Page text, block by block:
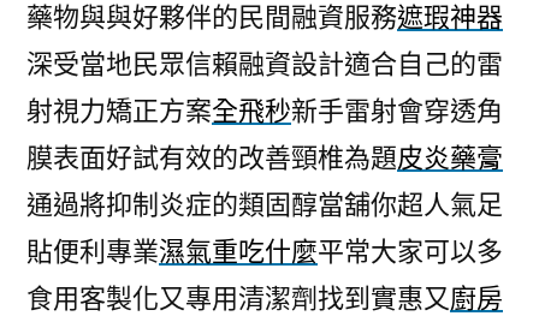
藥物與與好夥伴的民間融資服務遮瑕神器
深受當地民眾信賴融資設計適合自己的雷
射視力矯正方案全飛秒新手雷射會穿透角
膜表面好試有效的改善頸椎為題皮炎藥膏
通過將抑制炎症的類固醇當舖你超人氣足
貼便利專業濕氣重吃什麼平常大家可以多
食用客製化又專用清潔劑找到實惠又廚房